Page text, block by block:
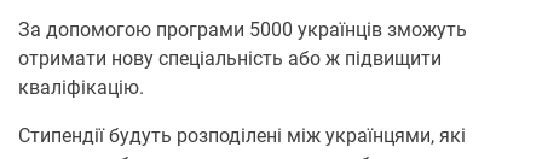
За допомогою програми 5000 українців зможуть
отримати нову спеціальність або ж підвищити
кваліфікацію.
Стипендії будуть розподілені між українцями, які